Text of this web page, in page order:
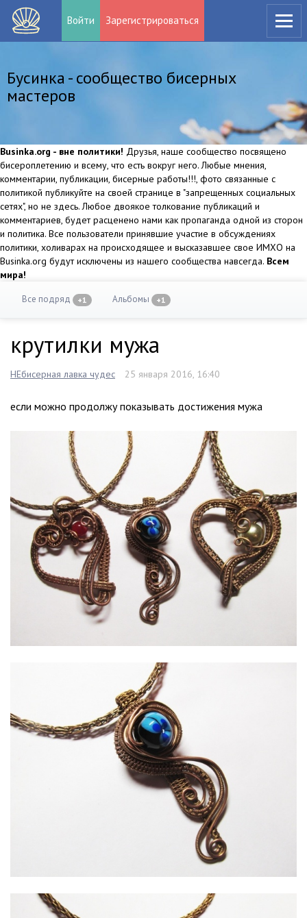
Войти Зарегистрироваться
Бусинка - сообщество бисерных
мастеров
Businka.org - вне политики! Друзья, наше сообщество посвящено
бисероплетению и всему, что есть вокруг него. Любые мнения,
комментарии, публикации, бисерные работы!!!, фото связанные с
политикой публикуйте на своей странице в "запрещенных социальных
сетях", но не здесь. Любое двоякое толкование публикаций и
комментариев, будет расценено нами как пропаганда одной из сторон
и политика. Все пользователи принявшие участие в обсуждениях
политики, холиварах на происходящее и высказавшее свое ИМХО на
Businka.org будут исключены из нашего сообщества навсегда. Всем
мира!
Все подряд +1 Альбомы +1
крутилки мужа
НЕбисерная лавка чудес 25 января 2016, 16:40
если можно продолжу показывать достижения мужа